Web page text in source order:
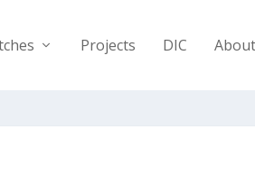
Projects DIC About